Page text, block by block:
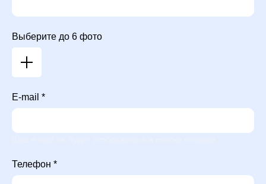
Выберите до 6 фото
E-mail *
Телефон *